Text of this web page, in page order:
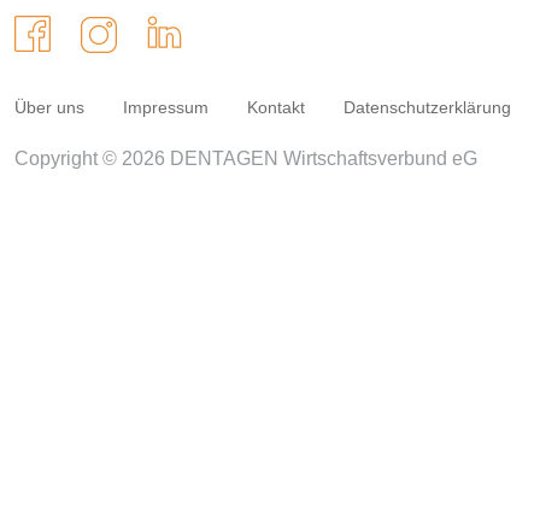
Über uns Impressum Kontakt Datenschutzerklärung
Copyright © 2026 DENTAGEN Wirtschaftsverbund eG